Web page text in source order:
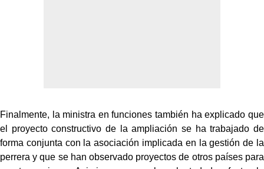
Finalmente, la ministra en funciones también ha explicado que
el proyecto constructivo de la ampliación se ha trabajado de
forma conjunta con la asociación implicada en la gestión de la
perrera y que se han observado proyectos de otros países para